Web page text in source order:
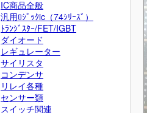
IC商品全般
汎用ﾛｼﾞｯｸic（74ｼﾘｰｽﾞ）
ﾄﾗﾝｼﾞｽﾀｰ/FET/IGBT
ダイオード
レギュレーター
サイリスタ
コンデンサ
リレイ各種
センサー類
スイッチ関連